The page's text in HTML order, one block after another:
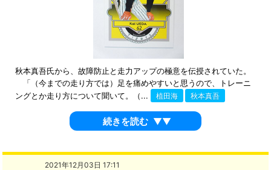
秋本真吾氏から、故障防止と走力アップの極意を伝授されていた。
「（今までの走り方では）足を痛めやすいと思うので、トレーニ
ングとか走り方について聞いて。（...
植田海 秋本真吾
続きを読む ▼▼
2021年12月03日 17:11